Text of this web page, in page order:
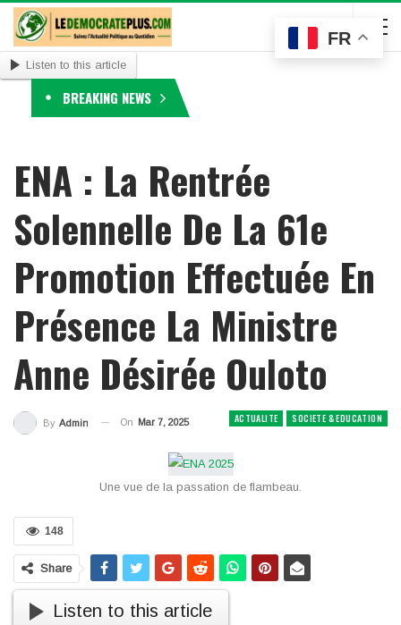
Listen to this article
BREAKING NEWS
ENA : La Rentrée
Solennelle De La 61e
Promotion Effectuée En
Présence La Ministre
Anne Désirée Ouloto
ACTUALITE SOCIETE & EDUCATION
By Admin On Mar 7, 2025
Une vue de la passation de flambeau.
148
Share
Listen to this article
FR